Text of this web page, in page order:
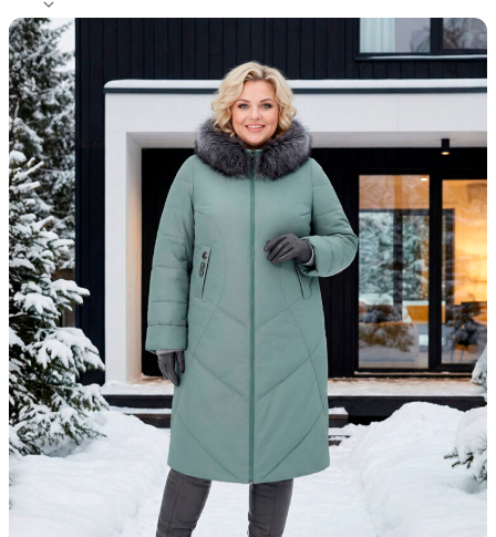
▶
Фасон в 360